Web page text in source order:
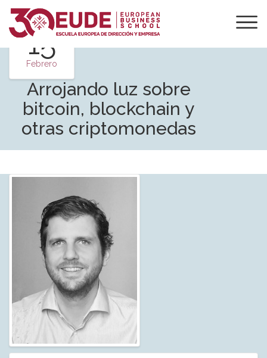
15
Febrero
Arrojando luz sobre
bitcoin, blockchain y
otras criptomonedas